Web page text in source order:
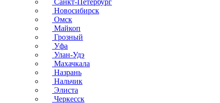
Санкт-Петербург
Новосибирск
Омск
Майкоп
Грозный
Уфа
Улан-Удэ
Махачкала
Назрань
Нальчик
Элиста
Черкесск